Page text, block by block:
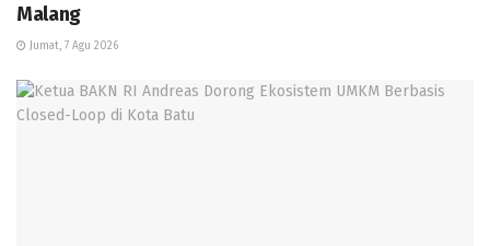
Malang
Jumat, 7 Agu 2026